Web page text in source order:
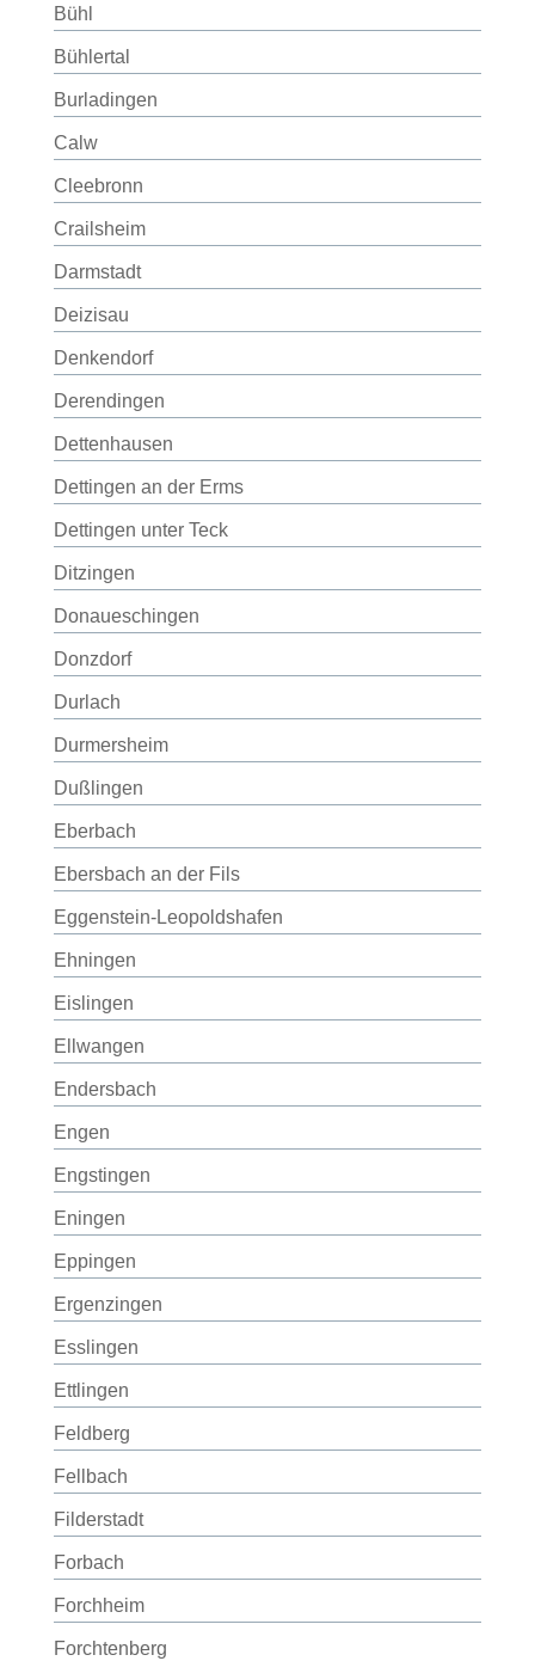
Bühl
Bühlertal
Burladingen
Calw
Cleebronn
Crailsheim
Darmstadt
Deizisau
Denkendorf
Derendingen
Dettenhausen
Dettingen an der Erms
Dettingen unter Teck
Ditzingen
Donaueschingen
Donzdorf
Durlach
Durmersheim
Dußlingen
Eberbach
Ebersbach an der Fils
Eggenstein-Leopoldshafen
Ehningen
Eislingen
Ellwangen
Endersbach
Engen
Engstingen
Eningen
Eppingen
Ergenzingen
Esslingen
Ettlingen
Feldberg
Fellbach
Filderstadt
Forbach
Forchheim
Forchtenberg